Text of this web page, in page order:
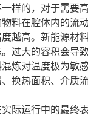
样的，对于需
料在腔体内的流
越高。新能源
过大的容积会
炼对温度极为
换热面积、介质
际运行中的最终表